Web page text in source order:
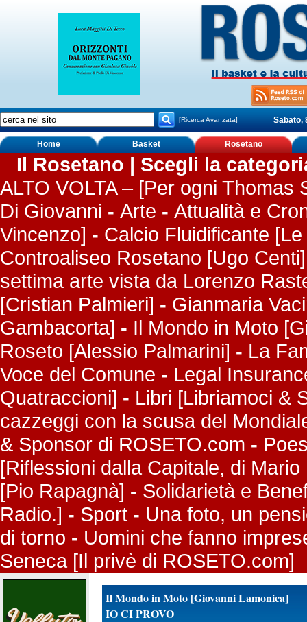
[Ricerca Avanzata] Sabato,
Home Basket Rosetano
Il Rosetano | Scegli la
ALTO VOLTA – [Per ogni Thomas
Di Giovanni - Arte - Attualità e
Vincenzo] - Calcio Fluidificante
Controaliseo Rosetano [Ugo Centi]
settima arte vista da Lorenzo
[Cristian Palmieri] - Gianmaria
Gambacorta] - Il Mondo in Moto
Roseto [Alessio Palmarini] - La
Voce del Comune - Legal
Quatraccioni] - Libri [Libriamoci &
cazzeggi con la scusa del
& Sponsor di ROSETO.com -
[Riflessioni dalla Capitale, di Mario
[Pio Rapagnà] - Solidarietà e
Radio.] - Sport - Una foto, un
di torno - Uomini che fanno
Seneca [Il privè di ROSETO.com]
Il Mondo in Moto [Giovanni Lamonica]
IO CI PROVO